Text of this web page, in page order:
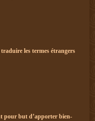
les termes étrangers
pour but d’apporter bien-